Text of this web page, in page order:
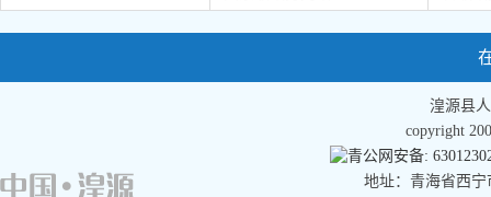
湟源县
copyright
青公网安备:
地址：青海省西